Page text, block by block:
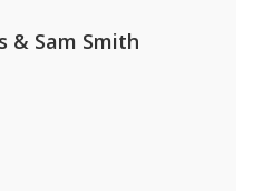
& Sam Smith